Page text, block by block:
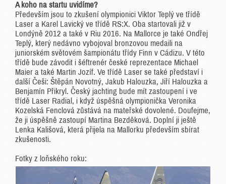
A koho na startu uvidíme?
Především jsou to zkušení olympionici Viktor Teplý ve třídě
Laser a Karel Lavický ve třídě RS:X. Oba startovali již v
Londýně 2012 a také v Riu 2016. Na Mallorce je také Ondřej
Teplý, který nedávno vybojoval bronzovou medaili na
juniorském světovém šampionátu třídy Finn v Cádizu. V této
třídě bude závodit i šéftrenér české reprezentace Michael
Maier a také Martin Jozíf. Ve třídě Laser se také představí i
další Češi: Štěpán Novotný, Jakub Halouzka, Jiří Halouzka a
Benjamín Přikryl. Český jachting bude mít zastoupení i ve
třídě Laser Radial, i když úspěšná olympionička Veronika
Kozelská Fenclová zůstává na mateřské dovolené. Doufejme,
že ji úspěšně zastoupí Martina Bezděková. Doplní ji ještě
Lenka Kališová, která přijela na Mallorku především sbírat
zkušenosti.
Fotky z loňského roku: